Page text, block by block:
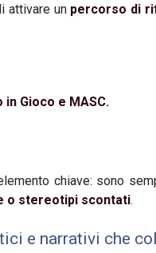
attivare un percorso di
Gioco e MASC.
chiave: sono
o stereotipi scontati.
e narrativi che